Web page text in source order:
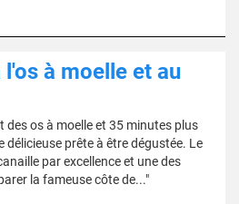
à moelle et au
des os à moelle et 35 minutes plus
prête à être dégustée. Le
par excellence et une des
la fameuse côte de..."